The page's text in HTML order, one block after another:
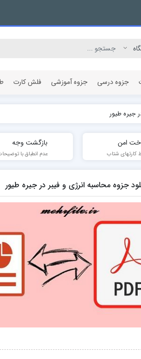
مقاله پژوهشی
جزوه درسی جزوه آموزشی فلش کارت
جیره طیور
امن
کارتهای شتاب
بازگشت وجه
عدم انطباق با
جزوه محاسبه انرژی و فیبر در جیره طیور